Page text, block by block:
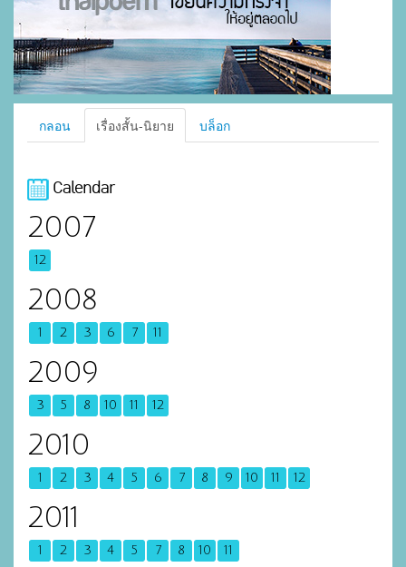
กลอน เรื่องสั้น-นิยาย บล็อก
Calendar
2007
12
2008
1 2 3 6 7 11
2009
3 5 8 10 11 12
2010
1 2 3 4 5 6 7 8 9 10 11 12
2011
1 2 3 4 5 7 8 10 11